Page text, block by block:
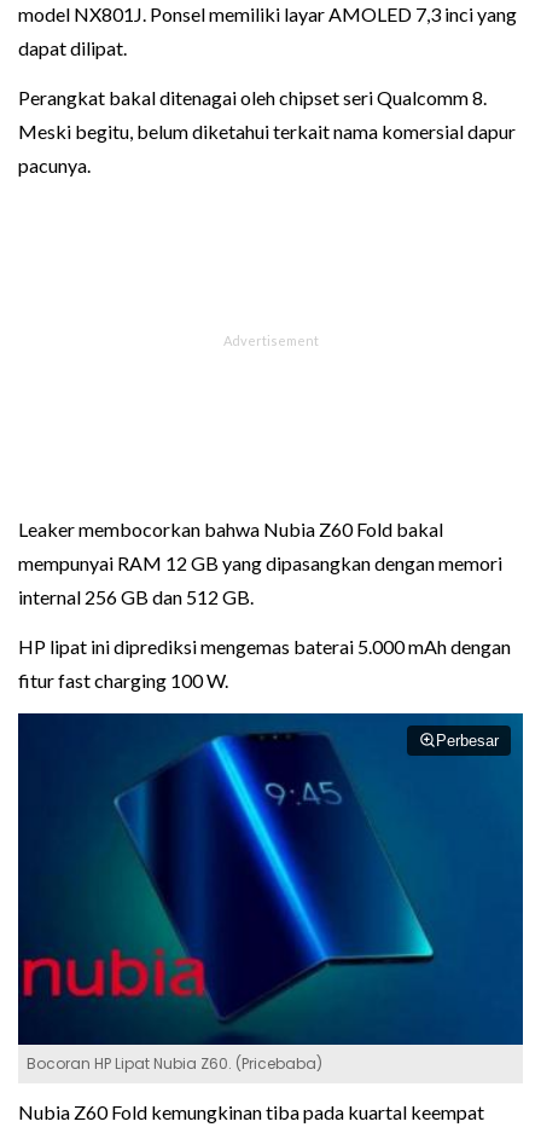
model NX801J. Ponsel memiliki layar AMOLED 7,3 inci yang
dapat dilipat.
Perangkat bakal ditenagai oleh chipset seri Qualcomm 8.
Meski begitu, belum diketahui terkait nama komersial dapur
pacunya.
Leaker membocorkan bahwa Nubia Z60 Fold bakal
mempunyai RAM 12 GB yang dipasangkan dengan memori
internal 256 GB dan 512 GB.
HP lipat ini diprediksi mengemas baterai 5.000 mAh dengan
fitur fast charging 100 W.
Perbesar
Bocoran HP Lipat Nubia Z60. (Pricebaba)
Nubia Z60 Fold kemungkinan tiba pada kuartal keempat